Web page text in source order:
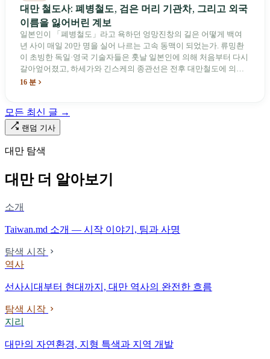
대만 철도사: 폐병철도, 검은 머리 기관차, 그리고 외국
이름을 잃어버린 계보
일본인이 「폐병철도」라고 욕하던 엉망진창의 길은 어떻게 백여
년 사이 매일 20만 명을 실어 나르는 고속 동맥이 되었는가. 류밍촨
이 초빙한 독일·영국 기술자들은 훗날 일본인에 의해 처음부터 다시
갈아엎어졌고, 하세가와 긴스케의 종관선은 전후 대만철도에 의해
이름과 번호가 바뀌었다. 세대마다 앞선 세대의 기록을 주석으로 밀
다. 마침내 푸유마·타로코 세대에 이르러서야 원주민 지명이 다시 철
로 위에 깔렸다.
16 분
모든 최신 글 →
랜덤 기사
대만 탐색
대만 더 알아보기
소개
Taiwan.md 소개 — 시작 이야기, 팀과 사명
탐색 시작
역사
선사시대부터 현대까지, 대만 역사의 완전한 흐름
탐색 시작
지리
대만의 자연환경, 지형 특색과 지역 개발